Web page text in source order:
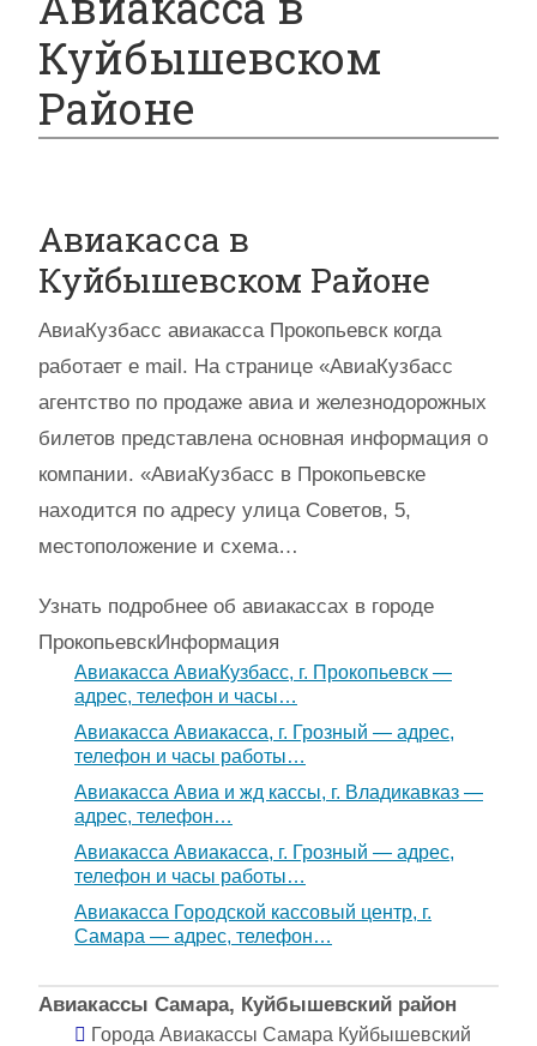
Куйбышевском
Районе
Авиакасса в
Куйбышевском Районе
АвиаКузбасс авиакасса Прокопьевск когда
работает e mail. На странице «АвиаКузбасс
агентство по продаже авиа и железнодорожных
билетов представлена основная информация о
компании. «АвиаКузбасс в Прокопьевске
находится по адресу улица Советов, 5,
местоположение и схема…
Узнать подробнее об авиакассах в городе
ПрокопьевскИнформация
Авиакасса АвиаКузбасс, г. Прокопьевск —
адрес, телефон и часы…
Авиакасса Авиакасса, г. Грозный — адрес,
телефон и часы работы…
Авиакасса Авиа и жд кассы, г. Владикавказ —
адрес, телефон…
Авиакасса Авиакасса, г. Грозный — адрес,
телефон и часы работы…
Авиакасса Городской кассовый центр, г.
Самара — адрес, телефон…
Авиакассы Самара, Куйбышевский район
Города Авиакассы Самара Куйбышевский